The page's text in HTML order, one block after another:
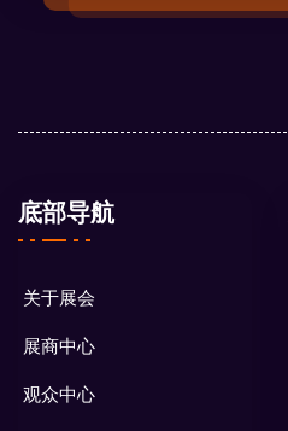
底部导航
关于展会
展商中心
观众中心